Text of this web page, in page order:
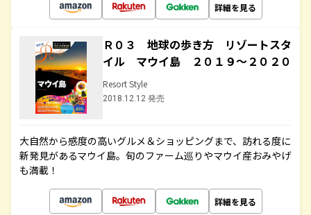
詳細を見る
Ｒ０３ 地球の歩き方 リゾートスタ
イル マウイ島 ２０１９～２０２０
Resort Style
2018.12.12 発売
大自然から感度の高いグルメ＆ショッピングまで、訪れる度に
新発見があるマウイ島。旬のファーム巡りやマウイ産おみやげ
も満載！
詳細を見る